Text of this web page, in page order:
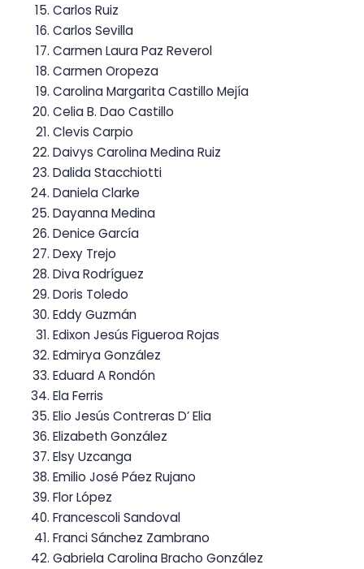
Carlos Ruiz
Carlos Sevilla
Carmen Laura Paz Reverol
Carmen Oropeza
Carolina Margarita Castillo Mejía
Celia B. Dao Castillo
Clevis Carpio
Daivys Carolina Medina Ruiz
Dalida Stacchiotti
Daniela Clarke
Dayanna Medina
Denice García
Dexy Trejo
Diva Rodríguez
Doris Toledo
Eddy Guzmán
Edixon Jesús Figueroa Rojas
Edmirya González
Eduard A Rondón
Ela Ferris
Elio Jesús Contreras D’ Elia
Elizabeth González
Elsy Uzcanga
Emilio José Páez Rujano
Flor López
Francescoli Sandoval
Franci Sánchez Zambrano
Gabriela Carolina Bracho González